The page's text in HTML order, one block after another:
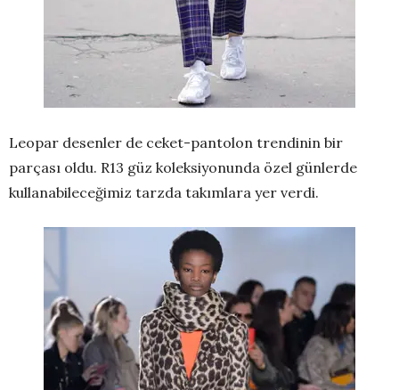
Leopar desenler de ceket-pantolon trendinin bir
parçası oldu. R13 güz koleksiyonunda özel günlerde
kullanabileceğimiz tarzda takımlara yer verdi.